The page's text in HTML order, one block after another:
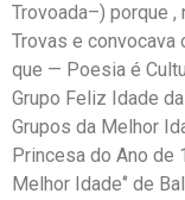
Trovoada–) porque ,
Trovas e
que — Poesia é
Grupo Feliz Idade
Grupos da Melhor
Princesa do Ano de
Melhor Idade‘’ de